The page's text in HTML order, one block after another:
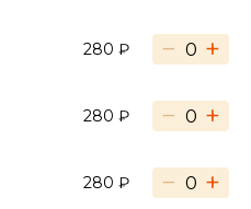
280 ₽ − +
280 ₽ − +
280 ₽ − +